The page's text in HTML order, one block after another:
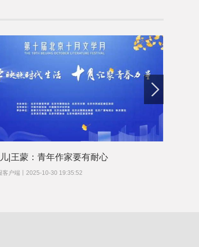
|王蒙：青年作家要有耐心
客户端 2025-10-30 19:35:52